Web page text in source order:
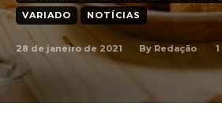
VARIADO
NOTÍCIAS
28 de janeiro de 2021 By Redação 1